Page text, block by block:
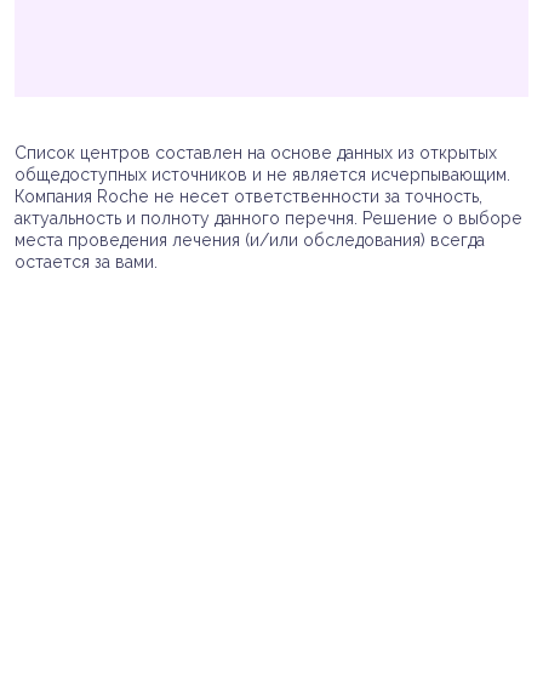
Список центров составлен на основе данных из открытых
общедоступных источников и не является исчерпывающим.
Компания Roche не несет ответственности за точность,
актуальность и полноту данного перечня. Решение о выборе
места проведения лечения (и/или обследования) всегда
остается за вами.